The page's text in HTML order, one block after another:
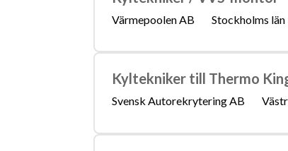
Värmepoolen AB Stockholms län
Kyltekniker till Thermo
Svensk Autorekrytering AB